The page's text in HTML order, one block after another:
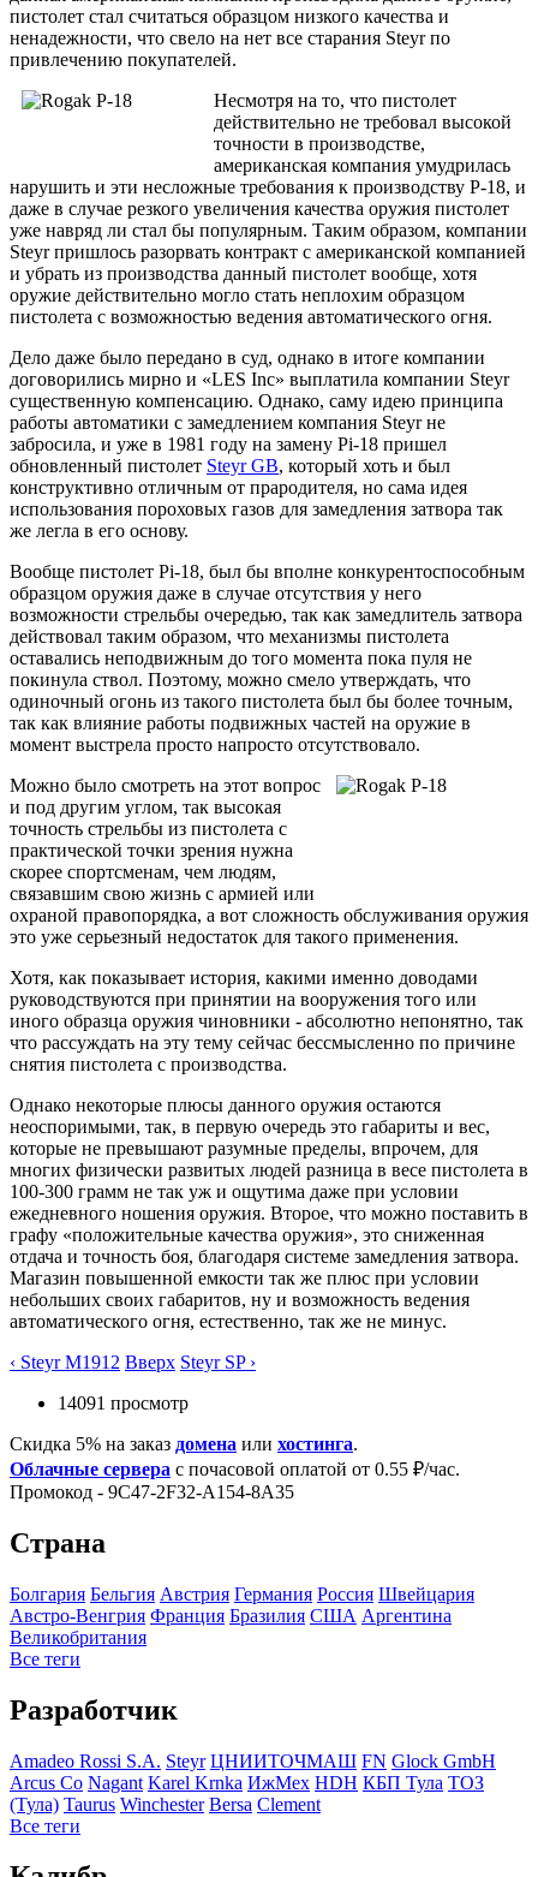
пистолет стал считаться образцом низкого качества и
ненадежности, что свело на нет все старания Steyr по
привлечению покупателей.
Несмотря на то, что пистолет
действительно не требовал высокой
точности в производстве,
американская компания умудрилась
нарушить и эти несложные требования к производству Р-18, и
даже в случае резкого увеличения качества оружия пистолет
уже навряд ли стал бы популярным. Таким образом, компании
Steyr пришлось разорвать контракт с американской компанией
и убрать из производства данный пистолет вообще, хотя
оружие действительно могло стать неплохим образцом
пистолета с возможностью ведения автоматического огня.
Дело даже было передано в суд, однако в итоге компании
договорились мирно и «LES Inc» выплатила компании Steyr
существенную компенсацию. Однако, саму идею принципа
работы автоматики с замедлением компания Steyr не
забросила, и уже в 1981 году на замену Pi-18 пришел
обновленный пистолет Steyr GB, который хоть и был
конструктивно отличным от прародителя, но сама идея
использования пороховых газов для замедления затвора так
же легла в его основу.
Вообще пистолет Pi-18, был бы вполне конкурентоспособным
образцом оружия даже в случае отсутствия у него
возможности стрельбы очередью, так как замедлитель затвора
действовал таким образом, что механизмы пистолета
оставались неподвижным до того момента пока пуля не
покинула ствол. Поэтому, можно смело утверждать, что
одиночный огонь из такого пистолета был бы более точным,
так как влияние работы подвижных частей на оружие в
момент выстрела просто напросто отсутствовало.
Можно было смотреть на этот вопрос
и под другим углом, так высокая
точность стрельбы из пистолета с
практической точки зрения нужна
скорее спортсменам, чем людям,
связавшим свою жизнь с армией или
охраной правопорядка, а вот сложность обслуживания оружия
это уже серьезный недостаток для такого применения.
Хотя, как показывает история, какими именно доводами
руководствуются при принятии на вооружения того или
иного образца оружия чиновники - абсолютно непонятно, так
что рассуждать на эту тему сейчас бессмысленно по причине
снятия пистолета с производства.
Однако некоторые плюсы данного оружия остаются
неоспоримыми, так, в первую очередь это габариты и вес,
которые не превышают разумные пределы, впрочем, для
многих физически развитых людей разница в весе пистолета в
100-300 грамм не так уж и ощутима даже при условии
ежедневного ношения оружия. Второе, что можно поставить в
графу «положительные качества оружия», это сниженная
отдача и точность боя, благодаря системе замедления затвора.
Магазин повышенной емкости так же плюс при условии
небольших своих габаритов, ну и возможность ведения
автоматического огня, естественно, так же не минус.
‹ Steyr M1912 Вверх Steyr SP ›
14091 просмотр
Скидка 5% на заказ домена или хостинга.
Облачные сервера с почасовой оплатой от 0.55 ₽/час.
Промокод - 9C47-2F32-A154-8A35
Страна
Болгария Бельгия Австрия Германия Росcия Швейцария
Австро-Венгрия Франция Бразилия США Аргентина
Великобритания
Все теги
Разработчик
Amadeo Rossi S.A. Steyr ЦНИИТОЧМАШ FN Glock GmbH
Arcus Co Nagant Karel Krnka ИжМех HDH КБП Тула ТОЗ
(Тула) Taurus Winchester Bersa Clement
Все теги